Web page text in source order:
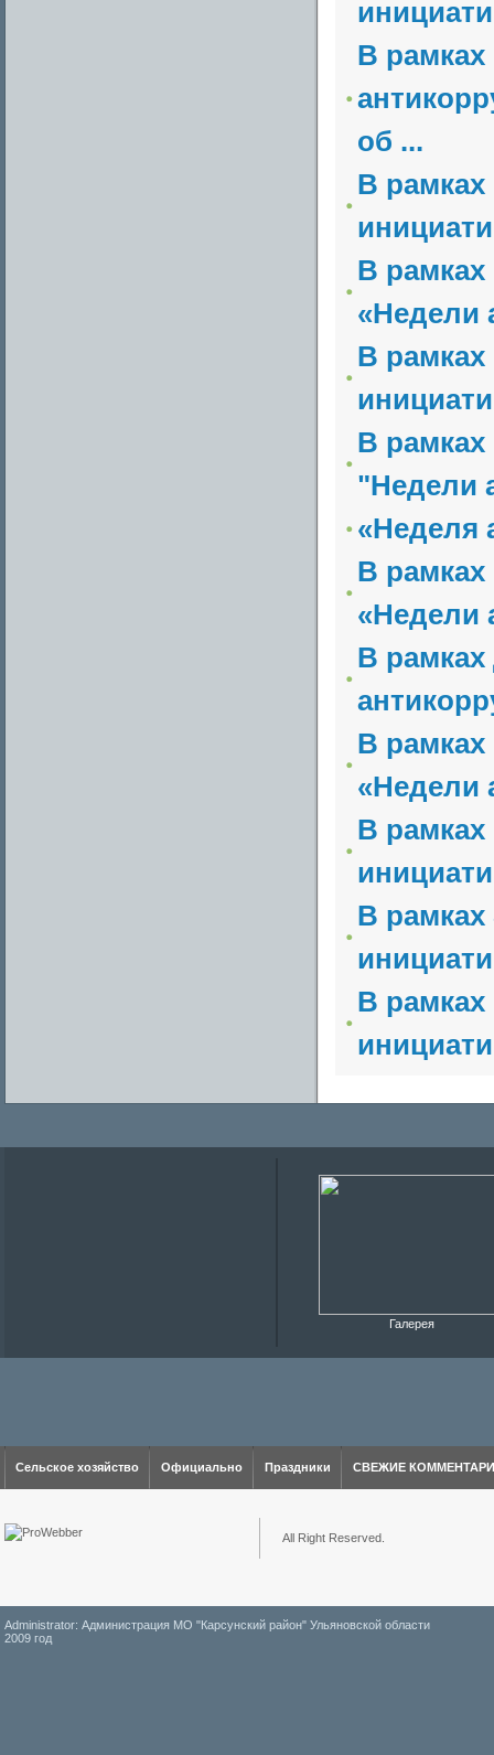
В
об ...
В
В рамках
«Недели
В
В рамках
"Недели
«Неделя
В рамках
«Недели
В
В рамках
«Недели
В
В
В
Галерея
Сельское хозяйство Официально Праздники СВЕЖИЕ
All Right Reserved.
Administrator: Администрация МО "Карсунский район" Ульяновской области
2009 год